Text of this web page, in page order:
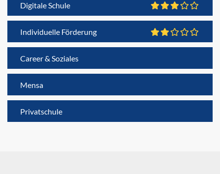
Digitale Schule
Individuelle Förderung
Career & Soziales
Mensa
Privatschule